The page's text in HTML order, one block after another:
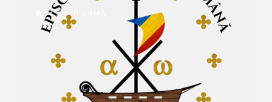
1 AN ÎN URMĂ